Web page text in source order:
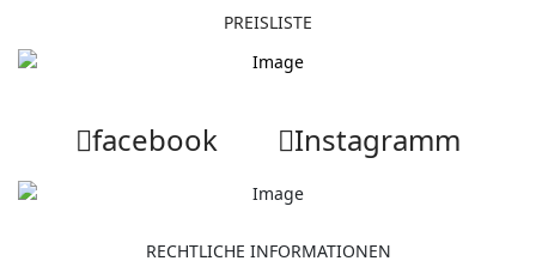
PREISLISTE
facebook Instagramm
RECHTLICHE INFORMATIONEN